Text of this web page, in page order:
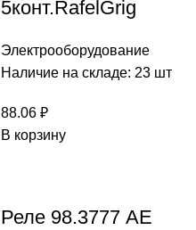
5конт.RafelGrig
Электрооборудование
Наличие на складе: 23 шт
88.06 ₽
В корзину
Реле 98.3777 АЕ